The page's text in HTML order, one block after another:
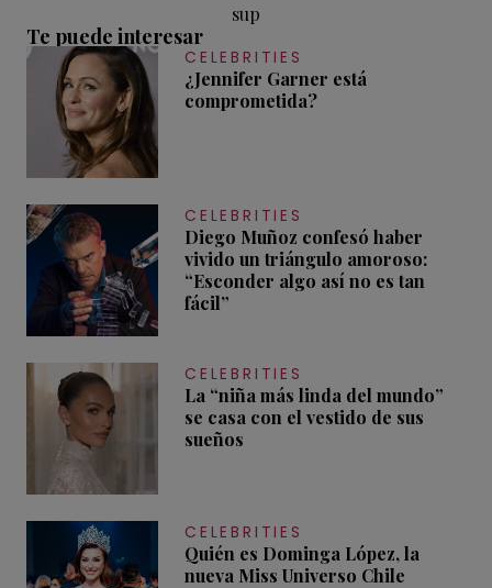
sup
Te puede interesar
CELEBRITIES
¿Jennifer Garner está
comprometida?
CELEBRITIES
Diego Muñoz confesó haber
vivido un triángulo amoroso:
“Esconder algo así no es tan
fácil”
CELEBRITIES
La “niña más linda del mundo”
se casa con el vestido de sus
sueños
CELEBRITIES
Quién es Dominga López, la
nueva Miss Universo Chile